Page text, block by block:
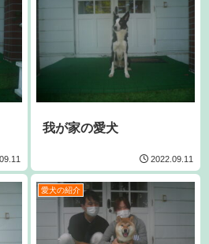
我が家の愛犬
2022.09.11
愛犬の紹介